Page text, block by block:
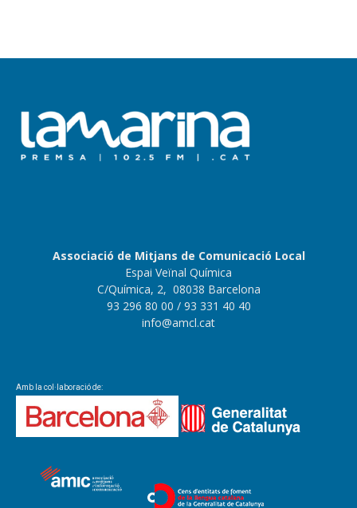
Associació de Mitjans de Comunicació Local
Espai Veïnal Química
C/Química, 2, 08038 Barcelona
93 296 80 00 / 93 331 40 40
info@amcl.cat
Amb la col·laboració de: